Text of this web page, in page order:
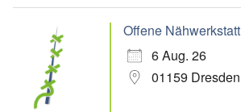
Offene Nähwerkstatt
6 Aug. 26
01159 Dresden